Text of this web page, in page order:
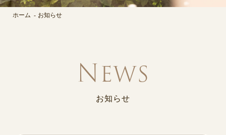
ホーム お知らせ
お知らせ